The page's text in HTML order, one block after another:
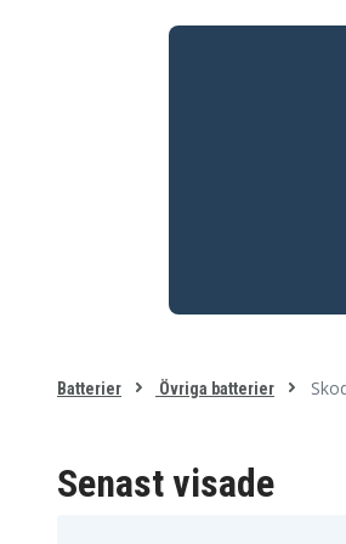
Volkswagen Golf CD 2020
Allspace BW 2018
Batterier Övriga batterier
Senast visade